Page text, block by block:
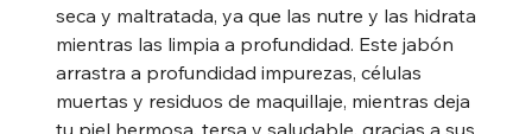
seca y maltratada, ya que las nutre y las hidrata
mientras las limpia a profundidad. Este jabón
arrastra a profundidad impurezas, células
muertas y residuos de maquillaje, mientras deja
tu piel hermosa, tersa y saludable, gracias a sus